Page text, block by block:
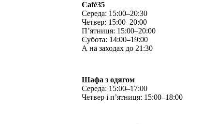
Café35
Середа: 15:00–20:30
Четвер: 15:00–20:00
П’ятниця: 15:00–20:00
Субота: 14:00–19:00
А на заходах до 21:30
Шафа з одягом
Середа: 15:00–17:00
Четвер і п’ятниця: 15:00–18:00